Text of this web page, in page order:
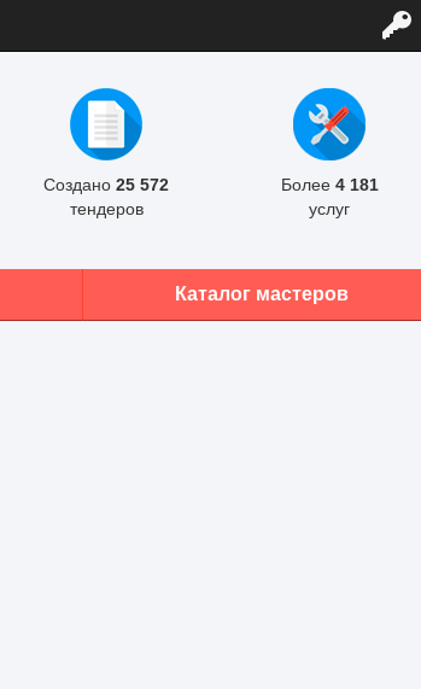
Создано 25 572
тендеров
Более 4 181
услуг
Каталог мастеров